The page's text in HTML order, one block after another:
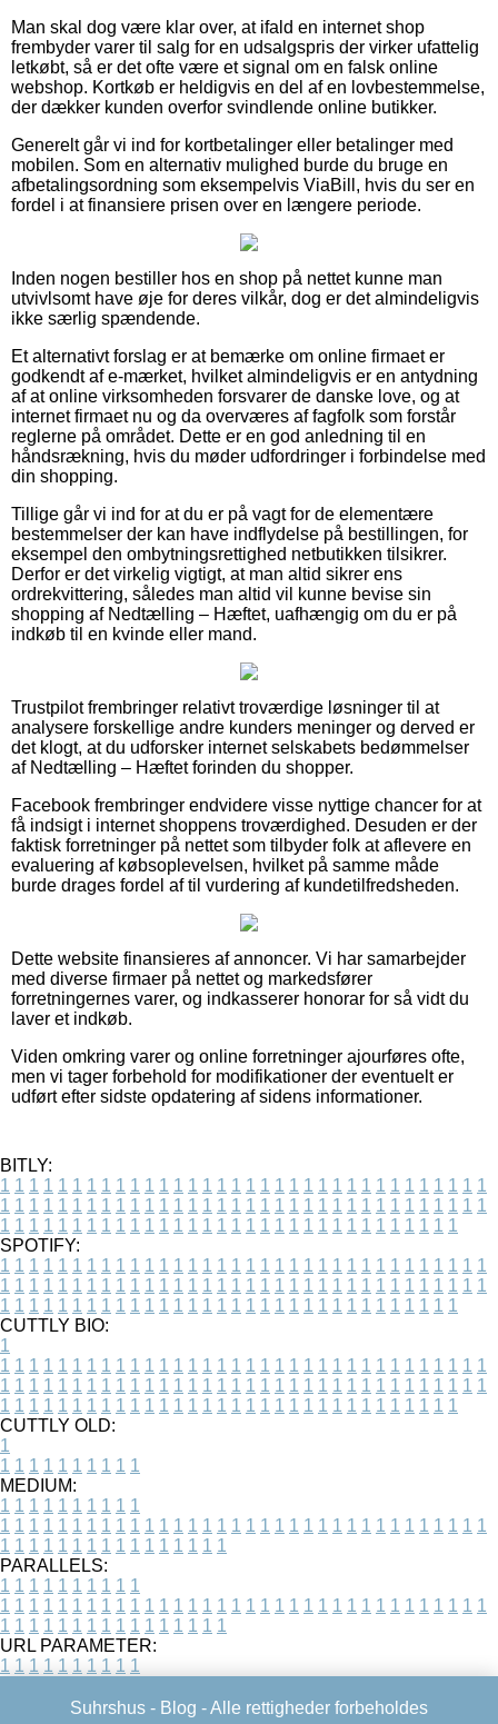
Man skal dog være klar over, at ifald en internet shop
frembyder varer til salg for en udsalgspris der virker ufattelig
letkøbt, så er det ofte være et signal om en falsk online
webshop. Kortkøb er heldigvis en del af en lovbestemmelse,
der dækker kunden overfor svindlende online butikker.
Generelt går vi ind for kortbetalinger eller betalinger med
mobilen. Som en alternativ mulighed burde du bruge en
afbetalingsordning som eksempelvis ViaBill, hvis du ser en
fordel i at finansiere prisen over en længere periode.
Inden nogen bestiller hos en shop på nettet kunne man
utvivlsomt have øje for deres vilkår, dog er det almindeligvis
ikke særlig spændende.
Et alternativt forslag er at bemærke om online firmaet er
godkendt af e-mærket, hvilket almindeligvis er en antydning
af at online virksomheden forsvarer de danske love, og at
internet firmaet nu og da overværes af fagfolk som forstår
reglerne på området. Dette er en god anledning til en
håndsrækning, hvis du møder udfordringer i forbindelse med
din shopping.
Tillige går vi ind for at du er på vagt for de elementære
bestemmelser der kan have indflydelse på bestillingen, for
eksempel den ombytningsrettighed netbutikken tilsikrer.
Derfor er det virkelig vigtigt, at man altid sikrer ens
ordrekvittering, således man altid vil kunne bevise sin
shopping af Nedtælling – Hæftet, uafhængig om du er på
indkøb til en kvinde eller mand.
Trustpilot frembringer relativt troværdige løsninger til at
analysere forskellige andre kunders meninger og derved er
det klogt, at du udforsker internet selskabets bedømmelser
af Nedtælling – Hæftet forinden du shopper.
Facebook frembringer endvidere visse nyttige chancer for at
få indsigt i internet shoppens troværdighed. Desuden er der
faktisk forretninger på nettet som tilbyder folk at aflevere en
evaluering af købsoplevelsen, hvilket på samme måde
burde drages fordel af til vurdering af kundetilfredsheden.
Dette website finansieres af annoncer. Vi har samarbejder
med diverse firmaer på nettet og markedsfører
forretningernes varer, og indkasserer honorar for så vidt du
laver et indkøb.
Viden omkring varer og online forretninger ajourføres ofte,
men vi tager forbehold for modifikationer der eventuelt er
udført efter sidste opdatering af sidens informationer.
BITLY:
1 1 1 1 1 1 1 1 1 1 1 1 1 1 1 1 1 1 1 1 1 1 1 1 1 1 1 1 1 1 1 1 1 1
1 1 1 1 1 1 1 1 1 1 1 1 1 1 1 1 1 1 1 1 1 1 1 1 1 1 1 1 1 1 1 1 1 1
1 1 1 1 1 1 1 1 1 1 1 1 1 1 1 1 1 1 1 1 1 1 1 1 1 1 1 1 1 1 1 1
SPOTIFY:
1 1 1 1 1 1 1 1 1 1 1 1 1 1 1 1 1 1 1 1 1 1 1 1 1 1 1 1 1 1 1 1 1 1
1 1 1 1 1 1 1 1 1 1 1 1 1 1 1 1 1 1 1 1 1 1 1 1 1 1 1 1 1 1 1 1 1 1
1 1 1 1 1 1 1 1 1 1 1 1 1 1 1 1 1 1 1 1 1 1 1 1 1 1 1 1 1 1 1 1
CUTTLY BIO:
1
1 1 1 1 1 1 1 1 1 1 1 1 1 1 1 1 1 1 1 1 1 1 1 1 1 1 1 1 1 1 1 1 1 1
1 1 1 1 1 1 1 1 1 1 1 1 1 1 1 1 1 1 1 1 1 1 1 1 1 1 1 1 1 1 1 1 1 1
1 1 1 1 1 1 1 1 1 1 1 1 1 1 1 1 1 1 1 1 1 1 1 1 1 1 1 1 1 1 1 1
CUTTLY OLD:
1
1 1 1 1 1 1 1 1 1 1
MEDIUM:
1 1 1 1 1 1 1 1 1 1
1 1 1 1 1 1 1 1 1 1 1 1 1 1 1 1 1 1 1 1 1 1 1 1 1 1 1 1 1 1 1 1 1 1
1 1 1 1 1 1 1 1 1 1 1 1 1 1 1 1
PARALLELS:
1 1 1 1 1 1 1 1 1 1
1 1 1 1 1 1 1 1 1 1 1 1 1 1 1 1 1 1 1 1 1 1 1 1 1 1 1 1 1 1 1 1 1 1
1 1 1 1 1 1 1 1 1 1 1 1 1 1 1 1
URL PARAMETER:
1 1 1 1 1 1 1 1 1 1
Suhrshus - Blog - Alle rettigheder forbeholdes